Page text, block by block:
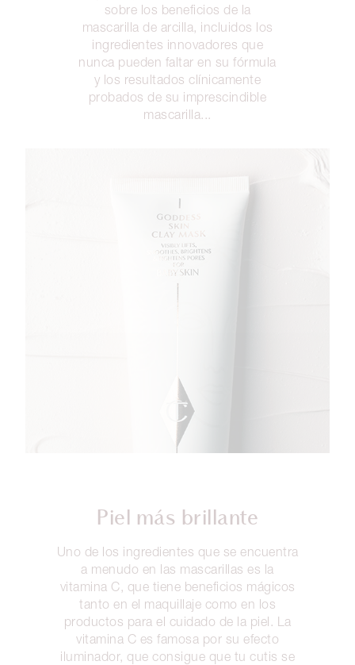
sobre los beneficios de la
mascarilla de arcilla, incluidos los
ingredientes innovadores que
nunca pueden faltar en su fórmula
y los resultados clínicamente
probados de su imprescindible
mascarilla...
Piel más brillante
Uno de los ingredientes que se encuentra
a menudo en las mascarillas es la
vitamina C, que tiene beneficios mágicos
tanto en el maquillaje como en los
productos para el cuidado de la piel. La
vitamina C es famosa por su efecto
iluminador, que consigue que tu cutis se